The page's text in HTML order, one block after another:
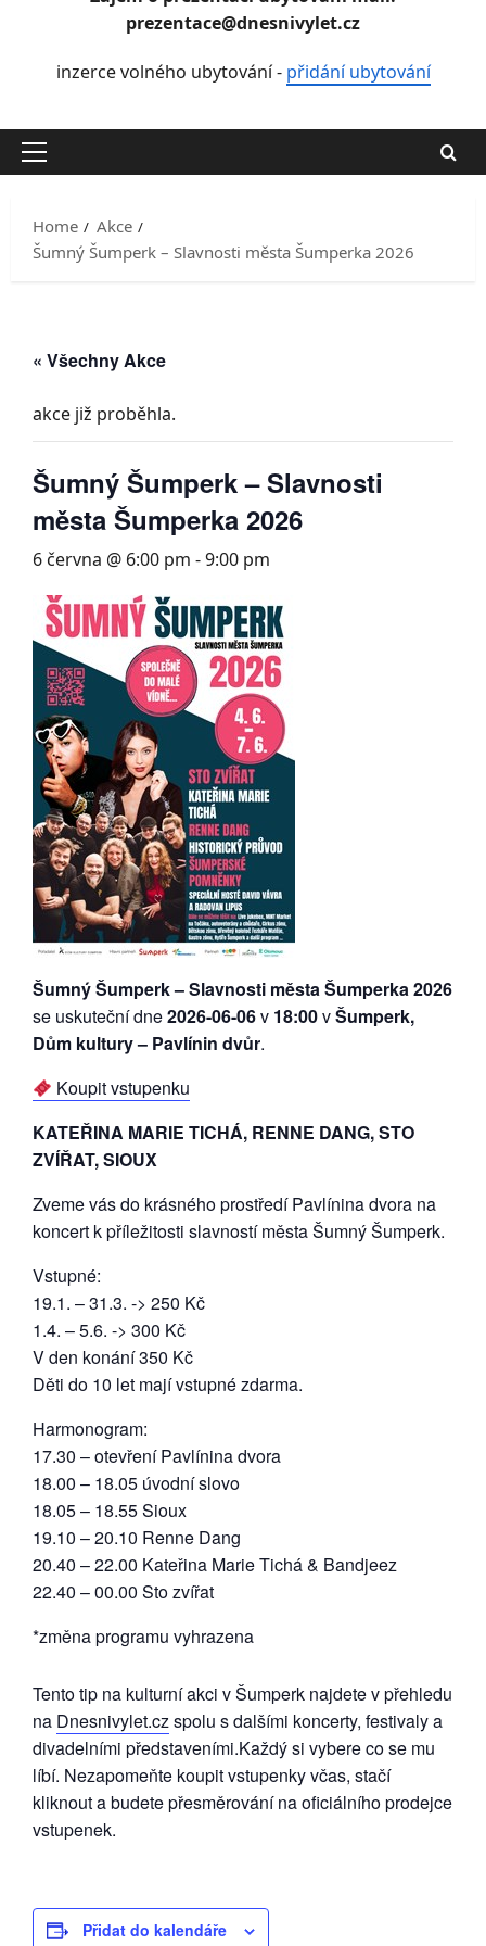
prezentace@dnesnivylet.cz
inzerce volného ubytování - přidání ubytování
Primary
Home
Akce
Šumný Šumperk – Slavnosti města Šumperka 2026
« Všechny Akce
akce již proběhla.
Šumný Šumperk – Slavnosti
města Šumperka 2026
6 června @ 6:00 pm -9:00 pm
Šumný Šumperk – Slavnosti města Šumperka 2026
se uskuteční dne2026-06-06v 18:00vŠumperk,
Dům kultury – Pavlínin dvůr.
Koupit vstupenku
KATEŘINA MARIE TICHÁ, RENNE DANG, STO
ZVÍŘAT, SIOUX
Zveme vás do krásného prostředí Pavlínina dvora na
koncert k příležitosti slavností města Šumný Šumperk.
Vstupné:
19.1. – 31.3. -> 250 Kč
1.4. – 5.6. -> 300 Kč
V den konání 350 Kč
Děti do 10 let mají vstupné zdarma.
Harmonogram:
17.30 – otevření Pavlínina dvora
18.00 – 18.05 úvodní slovo
18.05 – 18.55 Sioux
19.10 – 20.10 Renne Dang
20.40 – 22.00 Kateřina Marie Tichá & Bandjeez
22.40 – 00.00 Sto zvířat
*změna programu vyhrazena
Tento tip na kulturní akci v Šumperk najdete v přehledu
na Dnesnivylet.czspolu s dalšími koncerty, festivaly a
divadelními představeními.Každý si vybere co se mu
líbí. Nezapomeňte koupit vstupenky včas, stačí
kliknout a budete přesměrování na oficiálního prodejce
vstupenek.
Přidat do kalendáře